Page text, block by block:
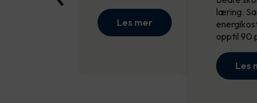
læring.
opptil 90
Les
Les mer